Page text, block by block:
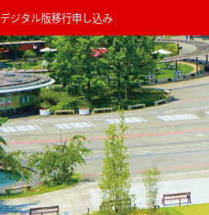
デジタル版移行申し込み